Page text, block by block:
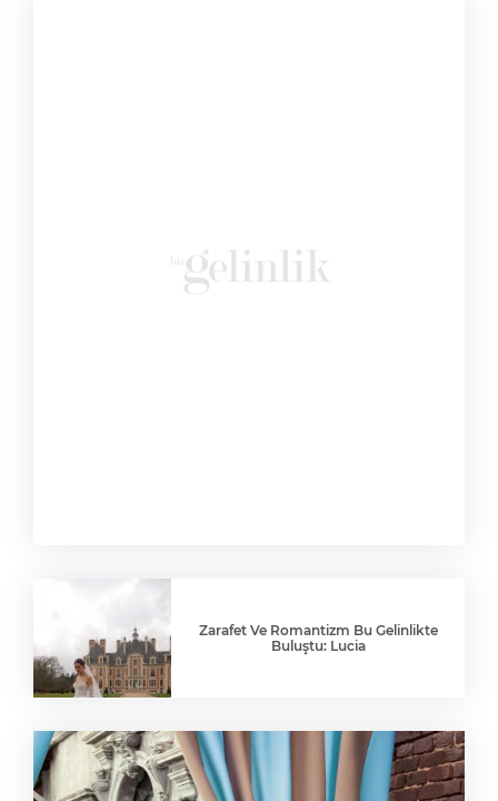
Zarafet Ve Romantizm Bu Gelinlikte
Buluştu: Lucia